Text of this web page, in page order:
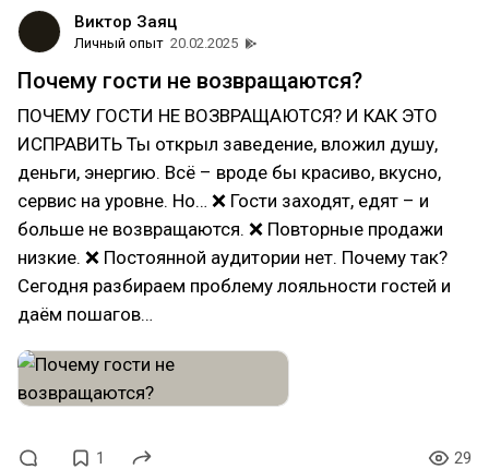
Виктор Заяц
Личный опыт 20.02.2025
Почему гости не возвращаются?
ПОЧЕМУ ГОСТИ НЕ ВОЗВРАЩАЮТСЯ? И КАК ЭТО
ИСПРАВИТЬ Ты открыл заведение, вложил душу,
деньги, энергию. Всё – вроде бы красиво, вкусно,
сервис на уровне. Но… ❌ Гости заходят, едят – и
больше не возвращаются. ❌ Повторные продажи
низкие. ❌ Постоянной аудитории нет. Почему так?
Сегодня разбираем проблему лояльности гостей и
даём пошагов…
1 29